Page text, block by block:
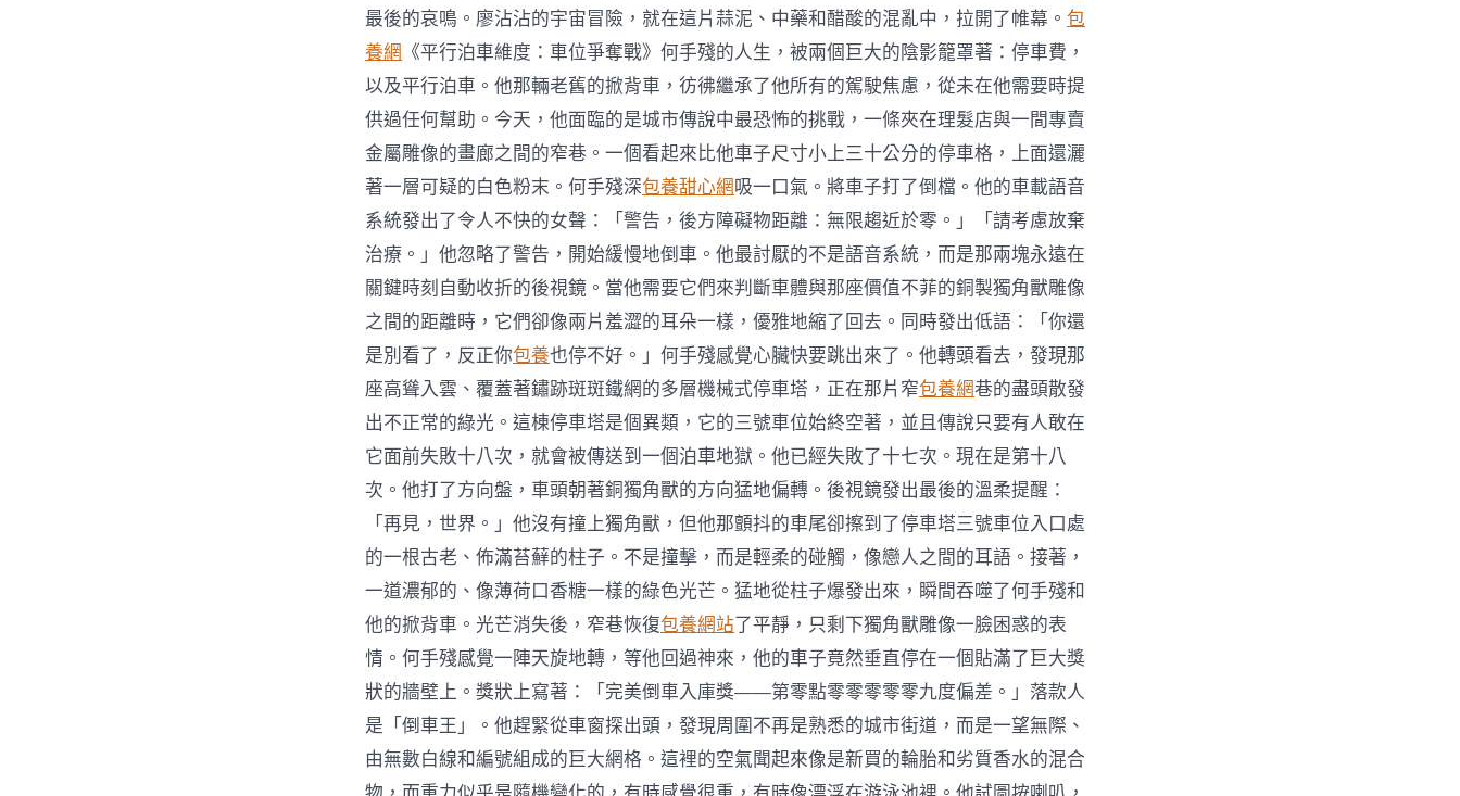
最後的哀鳴。廖沾沾的宇宙冒險，就在這片蒜泥、中藥和醋酸的混亂中，拉開了帷幕。 包
養網 《平行泊車維度：車位爭奪戰》何手殘的人生，被兩個巨大的陰影籠罩著：停車費，
以及平行泊車。他那輛老舊的掀背車，彷彿繼承了他所有的駕駛焦慮，從未在他需要時提
供過任何幫助。今天，他面臨的是城市傳說中最恐怖的挑戰，一條夾在理髮店與一間專賣
金屬雕像的畫廊之間的窄巷。一個看起來比他車子尺寸小上三十公分的停車格，上面還灑
著一層可疑的白色粉末。何手殘深包養甜心網吸一口氣。將車子打了倒檔。他的車載語音
系統發出了令人不快的女聲：「警告，後方障礙物距離：無限趨近於零。」「請考慮放棄
治療。」他忽略了警告，開始緩慢地倒車。他最討厭的不是語音系統，而是那兩塊永遠在
關鍵時刻自動收折的後視鏡。當他需要它們來判斷車體與那座價值不菲的銅製獨角獸雕像
之間的距離時，它們卻像兩片羞澀的耳朵一樣，優雅地縮了回去。同時發出低語：「你還
是別看了，反正你包養也停不好。」何手殘感覺心臟快要跳出來了。他轉頭看去，發現那
座高聳入雲、覆蓋著鏽跡斑斑鐵網的多層機械式停車塔，正在那片窄包養網巷的盡頭散發
出不正常的綠光。這棟停車塔是個異類，它的三號車位始終空著，並且傳說只要有人敢在
它面前失敗十八次，就會被傳送到一個泊車地獄。他已經失敗了十七次。現在是第十八
次。他打了方向盤，車頭朝著銅獨角獸的方向猛地偏轉。後視鏡發出最後的溫柔提醒：
「再見，世界。」他沒有撞上獨角獸，但他那顫抖的車尾卻擦到了停車塔三號車位入口處
的一根古老、佈滿苔蘚的柱子。不是撞擊，而是輕柔的碰觸，像戀人之間的耳語。接著，
一道濃郁的、像薄荷口香糖一樣的綠色光芒。猛地從柱子爆發出來，瞬間吞噬了何手殘和
他的掀背車。光芒消失後，窄巷恢復包養網站了平靜，只剩下獨角獸雕像一臉困惑的表
情。何手殘感覺一陣天旋地轉，等他回過神來，他的車子竟然垂直停在一個貼滿了巨大獎
狀的牆壁上。獎狀上寫著：「完美倒車入庫獎——第零點零零零零零九度偏差。」落款人
是「倒車王」。他趕緊從車窗探出頭，發現周圍不再是熟悉的城市街道，而是一望無際、
由無數白線和編號組成的巨大網格。這裡的空氣聞起來像是新買的輪胎和劣質香水的混合